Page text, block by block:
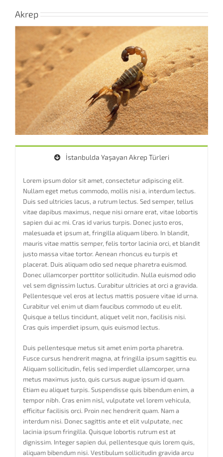
Akrep
İstanbulda Yaşayan Akrep Türleri
Lorem ipsum dolor sit amet, consectetur adipiscing elit.
Nullam eget metus commodo, mollis nisi a, interdum lectus.
Duis sed ultricies lacus, a rutrum lectus. Sed semper, tellus
vitae dapibus maximus, neque nisi ornare erat, vitae lobortis
sapien dui ac mi. Cras id varius turpis. Donec justo eros,
malesuada et ipsum at, fringilla aliquam libero. In blandit,
mauris vitae mattis semper, felis tortor lacinia orci, et blandit
justo massa vitae tortor. Aenean rhoncus eu turpis et
placerat. Duis aliquam odio sed neque pharetra euismod.
Donec ullamcorper porttitor sollicitudin. Nulla euismod odio
vel sem dignissim luctus. Curabitur ultricies at orci a gravida.
Pellentesque vel eros at lectus mattis posuere vitae id urna.
Curabitur vel enim ut diam faucibus commodo ut eu elit.
Quisque a tellus tincidunt, aliquet velit non, facilisis nisi.
Cras quis imperdiet ipsum, quis euismod lectus.
Duis pellentesque metus sit amet enim porta pharetra.
Fusce cursus hendrerit magna, at fringilla ipsum sagittis eu.
Aliquam sollicitudin, felis sed imperdiet ullamcorper, urna
metus maximus justo, quis cursus augue ipsum id quam.
Etiam eu aliquet turpis. Suspendisse quis bibendum enim, a
tempor nibh. Cras enim nisl, vulputate vel lorem vehicula,
efficitur facilisis orci. Proin nec hendrerit quam. Nam a
interdum nisi. Donec sagittis ante et elit vulputate, nec
lacinia ipsum fringilla. Quisque lobortis rutrum est at
dignissim. Integer sapien dui, pellentesque quis lorem quis,
aliquam bibendum nisi. Vestibulum sollicitudin gravida arcu